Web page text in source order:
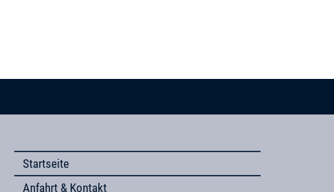
Startseite
Anfahrt & Kontakt